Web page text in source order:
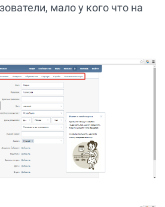
мало у кого что на